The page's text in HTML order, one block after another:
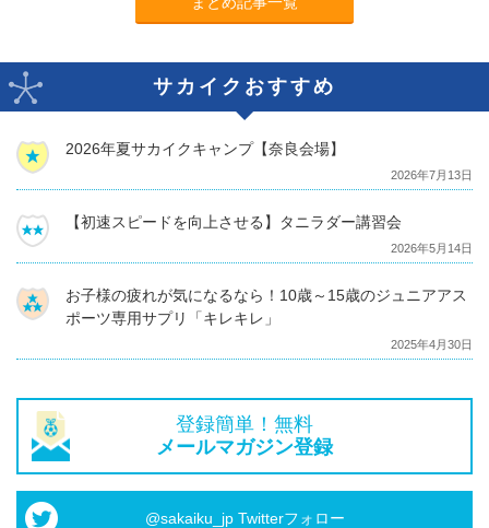
サカイクおすすめ
2026年夏サカイクキャンプ【奈良会場】
2026年7月13日
【初速スピードを向上させる】タニラダー講習会
2026年5月14日
お子様の疲れが気になるなら！10歳～15歳のジュニアアス
ポーツ専用サプリ「キレキレ」
2025年4月30日
登録簡単！無料
メールマガジン登録
@sakaiku_jp Twitterフォロー